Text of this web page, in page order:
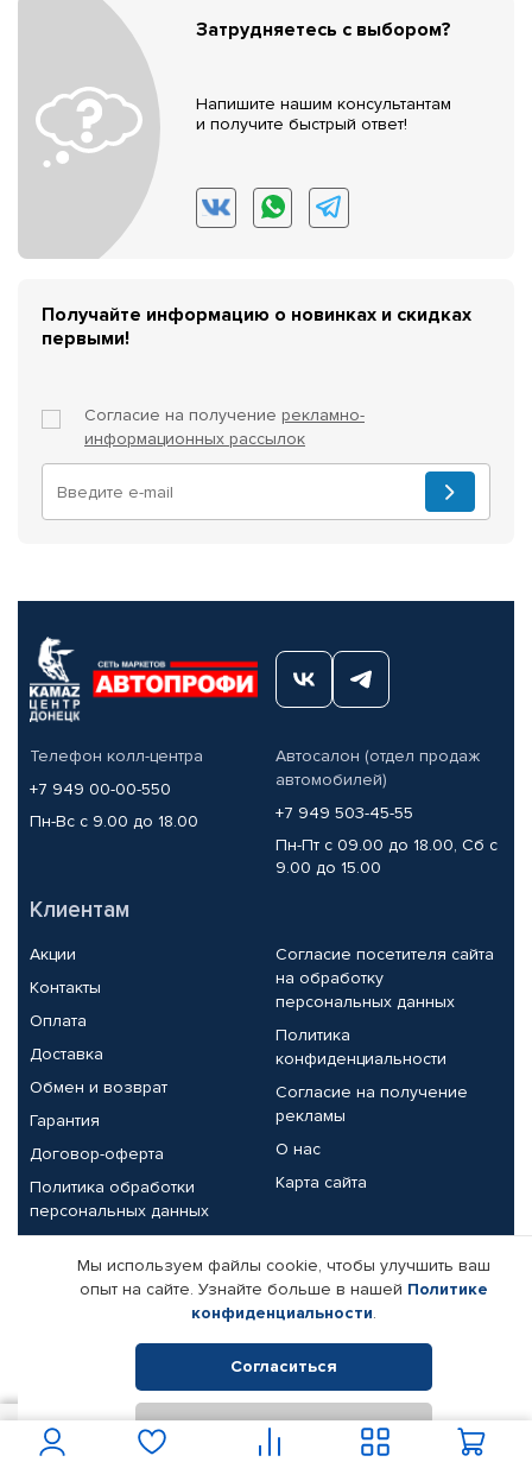
Затрудняетесь с выбором?
Напишите нашим консультантам
и получите быстрый ответ!
Получайте информацию о новинках и скидках
первыми!
Согласие на получение рекламно-
информационных рассылок
Телефон колл-центра
+7 949 00-00-550
Пн-Вс с 9.00 до 18.00
Автосалон (отдел продаж
автомобилей)
+7 949 503-45-55
Пн-Пт с 09.00 до 18.00, Сб с
9.00 до 15.00
Клиентам
Акции
Контакты
Оплата
Доставка
Обмен и возврат
Гарантия
Договор-оферта
Политика обработки
персональных данных
Согласие посетителя сайта
на обработку
персональных данных
Политика
конфиденциальности
Согласие на получение
рекламы
О нас
Карта сайта
Партнерам
Корпоративным клиентам
Поставщикам
Реквизиты компании
© КАМАЗ ЦЕНТР ДОНЕЦК, 2015-2026. Все права защищены.
Интернет-магазин автомобильных товаров Автопрофи.
Мы используем файлы cookie, чтобы улучшить ваш
опыт на сайте. Узнайте больше в нашей Политике
конфиденциальности.
Согласиться
Отклонить
В корзину